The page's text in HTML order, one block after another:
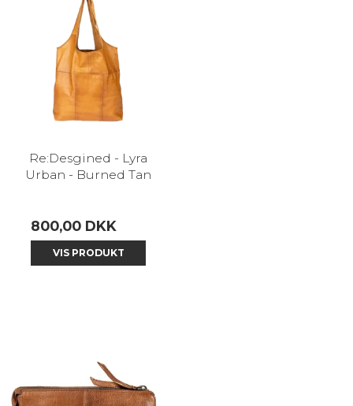
Re:Desgined - Lyra
Urban - Burned Tan
800,00 DKK
VIS PRODUKT